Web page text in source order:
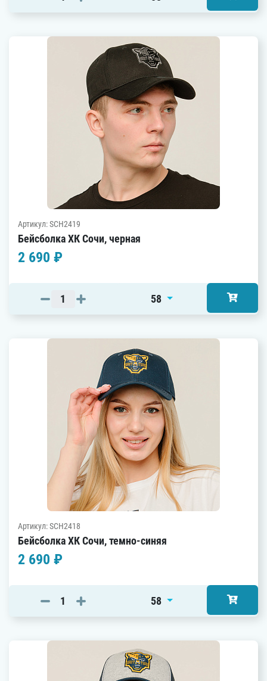
Артикул: SCH2419
Бейсболка ХК Сочи, черная
2 690 ₽
58
Артикул: SCH2418
Бейсболка ХК Сочи, темно-синяя
2 690 ₽
58